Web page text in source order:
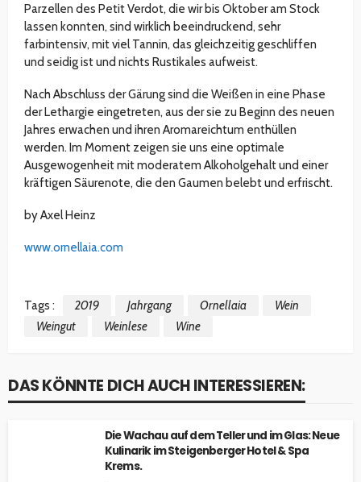
Parzellen des Petit Verdot, die wir bis Oktober am Stock
lassen konnten, sind wirklich beeindruckend, sehr
farbintensiv, mit viel Tannin, das gleichzeitig geschliffen
und seidig ist und nichts Rustikales aufweist.
Nach Abschluss der Gärung sind die Weißen in eine Phase
der Lethargie eingetreten, aus der sie zu Beginn des neuen
Jahres erwachen und ihren Aromareichtum enthüllen
werden. Im Moment zeigen sie uns eine optimale
Ausgewogenheit mit moderatem Alkoholgehalt und einer
kräftigen Säurenote, die den Gaumen belebt und erfrischt.
by Axel Heinz
www.ornellaia.com
Tags : 2019 Jahrgang Ornellaia
Wein
Weingut
Weinlese Wine
DAS KÖNNTE DICH AUCH INTERESSIEREN:
Die Wachau auf dem Teller und im Glas: Neue
Kulinarik im Steigenberger Hotel & Spa
Krems.